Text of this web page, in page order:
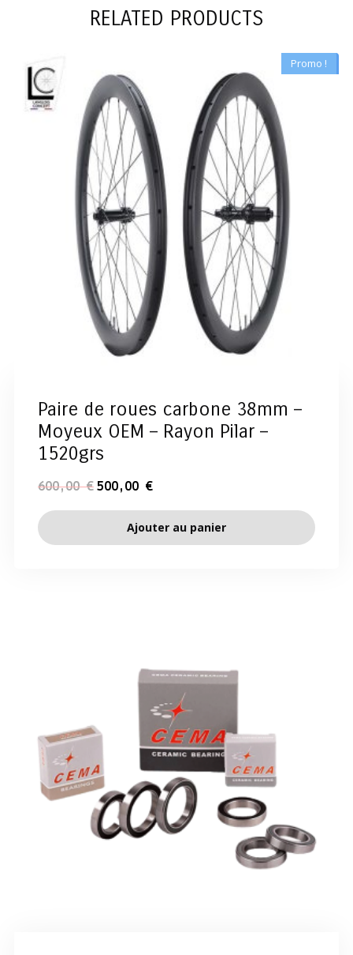
RELATED PRODUCTS
Promo !
Paire de roues carbone 38mm –
Moyeux OEM – Rayon Pilar –
1520grs
600,00€ 500,00 €
Ajouter au panier